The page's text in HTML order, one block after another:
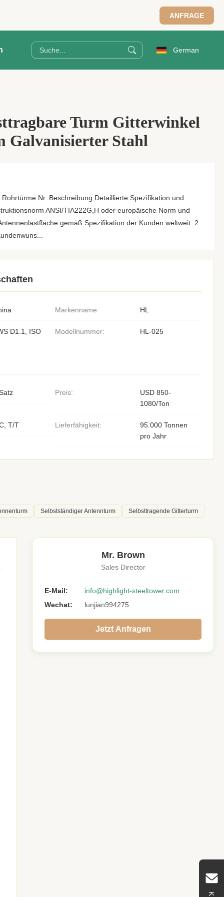
ANFRAGE
German
Turm Gitterwinkel
Galvanisierter Stahl
Nr. Beschreibung Detaillierte Spezifikation und
ANSI/TIA222G,H oder europäische Norm und
gemäß Spezifikation der Kunden weltweit. 2.
Markenname: HL
D1.1, ISO Modellnummer: HL-025
Preis:
USD 850-
1080/Ton
T/T Lieferfähigkeit:
95.000 Tonnen
pro Jahr
Selbstständiger Antennturm Selbsttragende Gitterturm
Mr. Brown
Sales Director
E-Mail:
info@highlight-steeltower.com
Wechat:
lunjian994275
Jetzt Anfragen